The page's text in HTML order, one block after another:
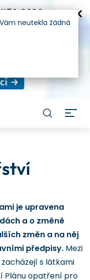
je upravena
a o změně
změn a na něj
předpisy. Mezi
s látkami
Plánu opatření pro
neutekla žádná